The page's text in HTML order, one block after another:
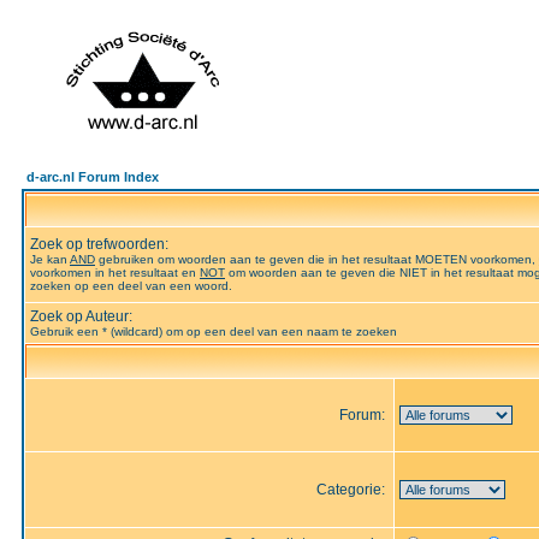
d-arc.nl Forum Index
Zoek op trefwoorden:
Je kan AND gebruiken om woorden aan te geven die in het resultaat MOETEN voorkomen,
voorkomen in het resultaat en NOT om woorden aan te geven die NIET in het resultaat
zoeken op een deel van een woord.
Zoek op Auteur:
Gebruik een * (wildcard) om op een deel van een naam te zoeken
Forum:
Categorie: